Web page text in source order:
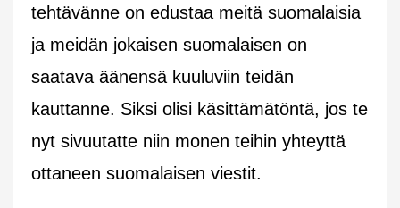
tehtävänne on edustaa meitä suomalaisia
ja meidän jokaisen suomalaisen on
saatava äänensä kuuluviin teidän
kauttanne. Siksi olisi käsittämätöntä, jos te
nyt sivuutatte niin monen teihin yhteyttä
ottaneen suomalaisen viestit.